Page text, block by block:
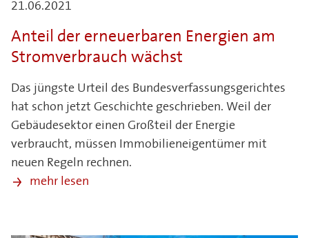
21.06.2021
Anteil der erneuerbaren Energien am
Stromverbrauch wächst
Das jüngste Urteil des Bundesverfassungsgerichtes
hat schon jetzt Geschichte geschrieben. Weil der
Gebäudesektor einen Großteil der Energie
verbraucht, müssen Immobilieneigentümer mit
neuen Regeln rechnen.
mehr lesen